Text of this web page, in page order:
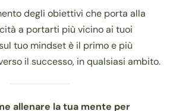
degli obiettivi che porta alla
a portarti più vicino ai tuoi
tuo mindset è il primo e più
il successo, in qualsiasi ambito.
allenare la tua mente per